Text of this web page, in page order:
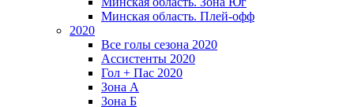
Минская область. Плей-офф
2020
Все голы сезона 2020
Ассистенты 2020
Гол + Пас 2020
Зона А
Зона Б